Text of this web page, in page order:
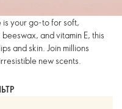
your go-to for soft,
and vitamin E, this
and skin. Join millions
new scents.